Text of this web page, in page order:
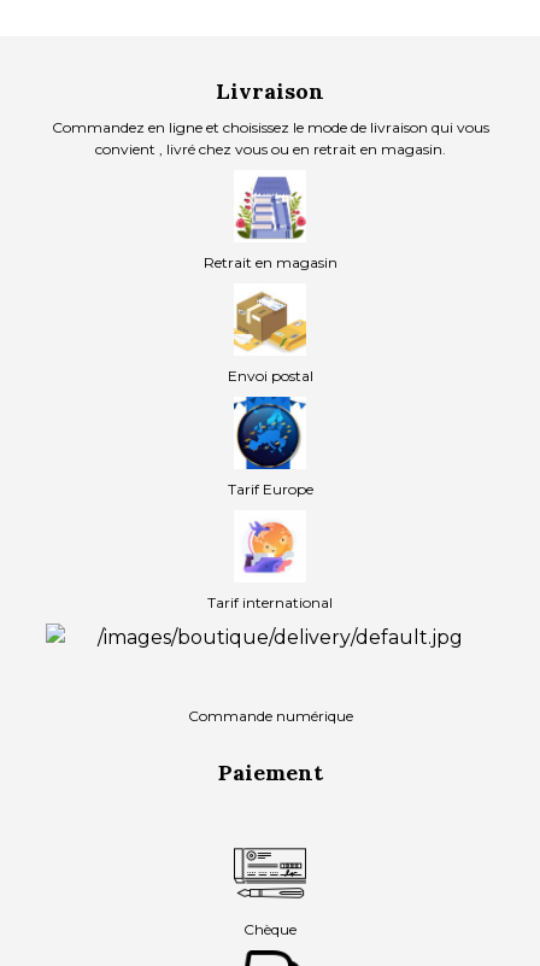
Livraison
Commandez en ligne et choisissez le mode de livraison qui vous
convient , livré chez vous ou en retrait en magasin.
Retrait en magasin
Envoi postal
Tarif Europe
Tarif international
Commande numérique
Paiement
Chèque